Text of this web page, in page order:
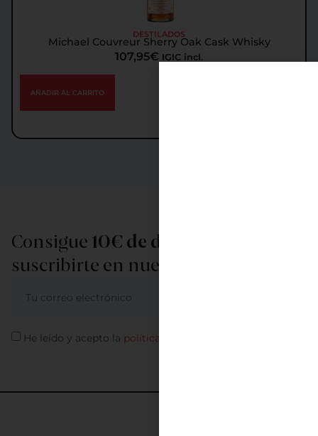
DESTILADOS
Michael Couvreur Sherry Oak Cask Whisky
107,95€ IGIC incl.
AÑADIR AL CARRITO
Consigue 10€ de descuento
suscribirte en nuestra newsletter
He leído y acepto la política de privacidad